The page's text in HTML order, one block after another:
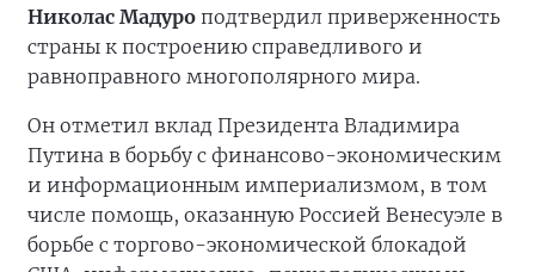
Николас Мадуро подтвердил приверженность
страны к построению справедливого и
равноправного многополярного мира.
Он отметил вклад Президента Владимира
Путина в борьбу с финансово-экономическим
и информационным империализмом, в том
числе помощь, оказанную Россией Венесуэле в
борьбе с торгово-экономической блокадой